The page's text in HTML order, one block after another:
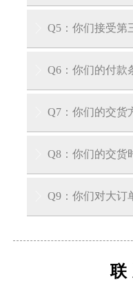
答：是的，我们拥
Q5：你们接受第
答：我们接受第三
Q6：你们的付款
答：我们接受30%
Q7：你们的交货
答：EXW、FOB、
Q8：你们的交货
A: 对于库存产品，
Q9：你们对大订
联